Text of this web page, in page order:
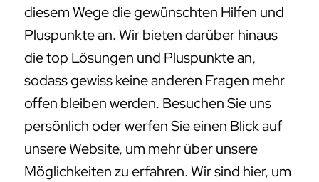
diesem Wege die gewünschten Hilfen und
Pluspunkte an. Wir bieten darüber hinaus
die top Lösungen und Pluspunkte an,
sodass gewiss keine anderen Fragen mehr
offen bleiben werden. Besuchen Sie uns
persönlich oder werfen Sie einen Blick auf
unsere Website, um mehr über unsere
Möglichkeiten zu erfahren. Wir sind hier, um